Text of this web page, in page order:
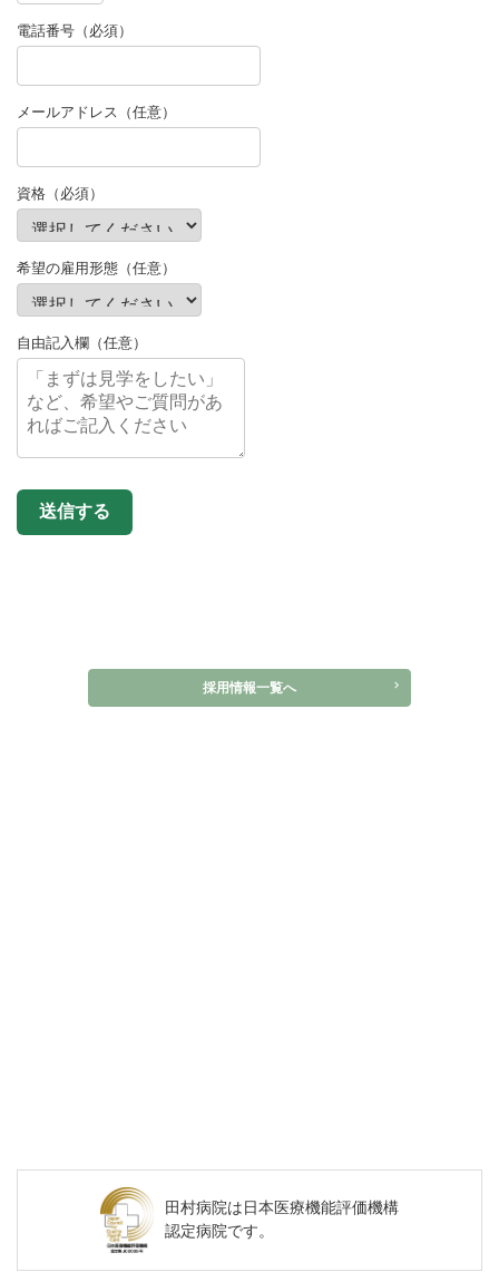
電話番号（必須）
メールアドレス（任意）
資格（必須）
希望の雇用形態（任意）
自由記入欄（任意）
送信する
採用情報一覧へ
田村病院は日本医療機能評価機構
認定病院です。